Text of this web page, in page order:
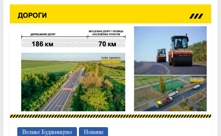
Велике Будівництво Новини